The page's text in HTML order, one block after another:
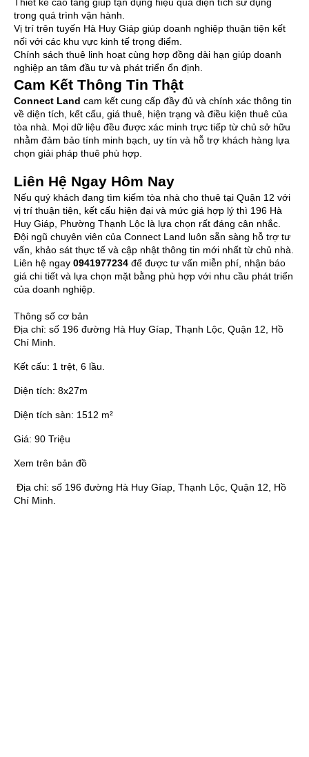
trong quá trình vận hành.
Vị trí trên tuyến Hà Huy Giáp giúp doanh nghiệp thuận tiện kết
nối với các khu vực kinh tế trọng điểm.
Chính sách thuê linh hoạt cùng hợp đồng dài hạn giúp doanh
nghiệp an tâm đầu tư và phát triển ổn định.
Cam Kết Thông Tin Thật
Connect Land cam kết cung cấp đầy đủ và chính xác thông tin
về diện tích, kết cấu, giá thuê, hiện trạng và điều kiện thuê của
tòa nhà. Mọi dữ liệu đều được xác minh trực tiếp từ chủ sở hữu
nhằm đảm bảo tính minh bạch, uy tín và hỗ trợ khách hàng lựa
chọn giải pháp thuê phù hợp.
Liên Hệ Ngay Hôm Nay
Nếu quý khách đang tìm kiếm tòa nhà cho thuê tại Quận 12 với
vị trí thuận tiện, kết cấu hiện đại và mức giá hợp lý thì 196 Hà
Huy Giáp, Phường Thạnh Lộc là lựa chọn rất đáng cân nhắc.
Đội ngũ chuyên viên của Connect Land luôn sẵn sàng hỗ trợ tư
vấn, khảo sát thực tế và cập nhật thông tin mới nhất từ chủ nhà.
Liên hệ ngay 0941977234 để được tư vấn miễn phí, nhận báo
giá chi tiết và lựa chọn mặt bằng phù hợp với nhu cầu phát triển
của doanh nghiệp.
Thông số cơ bản
Địa chỉ: số 196 đường Hà Huy Gíap, Thạnh Lộc, Quận 12, Hồ
Chí Minh.
Kết cấu: 1 trệt, 6 lầu.
Diện tích: 8x27m
Diện tích sàn: 1512 m²
Giá: 90 Triệu
Xem trên bản đồ
Địa chỉ: số 196 đường Hà Huy Gíap, Thạnh Lộc, Quận 12, Hồ
Chí Minh.